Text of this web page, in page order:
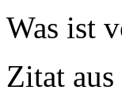
Was ist
Zitat aus